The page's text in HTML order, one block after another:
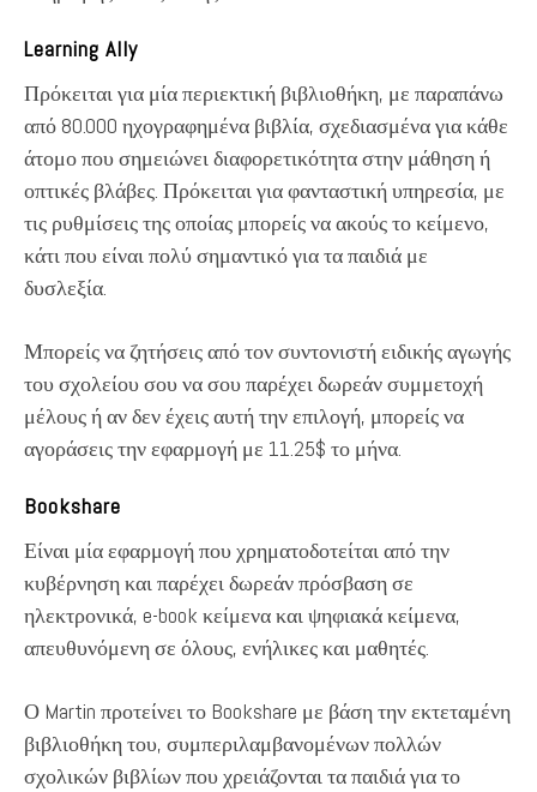
Learning Ally
Πρόκειται για μία περιεκτική βιβλιοθήκη, με παραπάνω
από 80.000 ηχογραφημένα βιβλία, σχεδιασμένα για κάθε
άτομο που σημειώνει διαφορετικότητα στην μάθηση ή
οπτικές βλάβες. Πρόκειται για φανταστική υπηρεσία, με
τις ρυθμίσεις της οποίας μπορείς να ακούς το κείμενο,
κάτι που είναι πολύ σημαντικό για τα παιδιά με
δυσλεξία.
Μπορείς να ζητήσεις από τον συντονιστή ειδικής αγωγής
του σχολείου σου να σου παρέχει δωρεάν συμμετοχή
μέλους ή αν δεν έχεις αυτή την επιλογή, μπορείς να
αγοράσεις την εφαρμογή με 11.25$ το μήνα.
Bookshare
Είναι μία εφαρμογή που χρηματοδοτείται από την
κυβέρνηση και παρέχει δωρεάν πρόσβαση σε
ηλεκτρονικά, e-book κείμενα και ψηφιακά κείμενα,
απευθυνόμενη σε όλους, ενήλικες και μαθητές.
Ο Martin προτείνει το Bookshare με βάση την εκτεταμένη
βιβλιοθήκη του, συμπεριλαμβανομένων πολλών
σχολικών βιβλίων που χρειάζονται τα παιδιά για το